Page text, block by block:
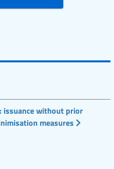
issuance without prior
measures